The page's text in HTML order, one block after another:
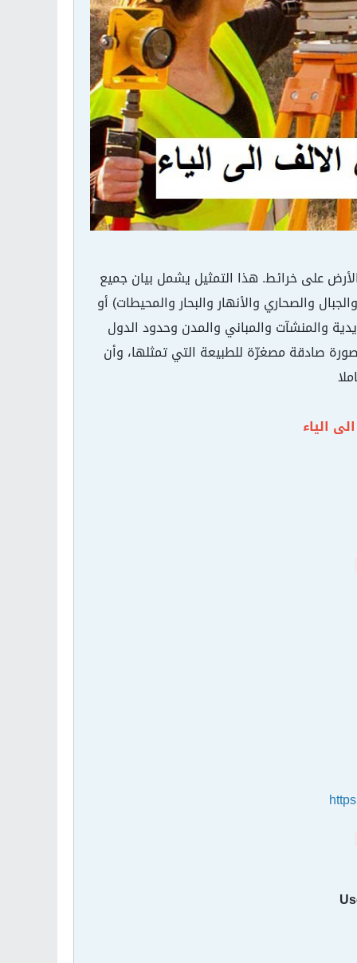
على خرائط. هذا التمثيل يشمل بيان جميع
والصحاري والأنهار والبحار والمحيطات) أو
والمنشآت والمباني والمدن وحدود الدول
صادقة مصغرّة للطبيعة التي تمثلها، وأن
الياء